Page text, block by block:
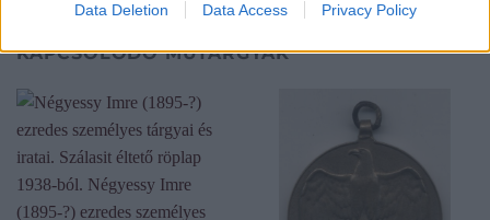
Data Deletion Data Access Privacy Policy
KAPCSOLÓDÓ MŰTÁRGYAK